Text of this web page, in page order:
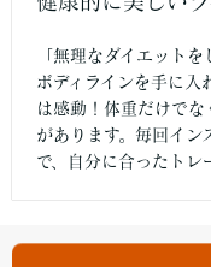
「無理なダイエット
ボディラインを手に入
は感動！体重だけで
があります。毎回イン
で、自分に合ったトレ